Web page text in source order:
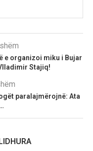
e organizoi miku i Bujar
Stajiq!
paralajmërojnë: Ata